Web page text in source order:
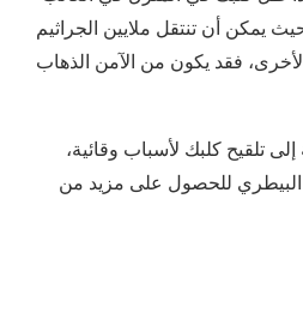
يمكن أن تنتقل ملايين الجراثيم
فقد يكون من الآمن الذهاب
تلقيح كلبك لأسباب وقائية،
للحصول على مزيد من